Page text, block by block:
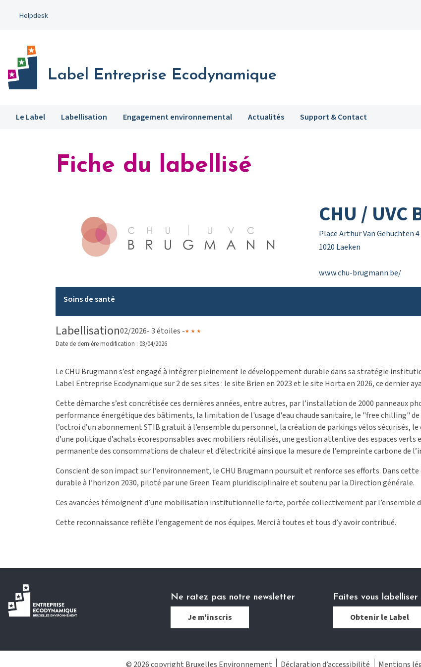
Helpdesk
Label Entreprise Ecodynamique
Le Label Labellisation Engagement environnemental Actualités Support & Contact
Fiche du labellisé
CHU /
Place Arthur Van Gehuchten 4
1020 Laeken
www.chu-brugmann.be/
Soins de santé
Labellisation02/2026- 3 étoiles -
Date de dernière modification : 03/04/2026
Le CHU Brugmann s’est engagé à intégrer pleinement le développement durable dans sa stratégie
Label Entreprise Ecodynamique sur 2 de ses sites : le site Brien en 2023 et le site Horta en 2026, ce dernier
Cette démarche s’est concrétisée ces dernières années, entre autres, par l’installation de 2000 panneaux
performance énergétique des bâtiments, la limitation de l'usage d'eau chaude sanitaire, le "free chilling"
l’octroi d’un abonnement STIB gratuit à l’ensemble du personnel, la création de parkings vélos sécurisés,
d’une politique d’achats écoresponsables avec mobiliers réutilisés, une gestion attentive des espaces
permanente des consommations de chaleur et d’électricité ainsi que la mesure de l’empreinte carbone de
Conscient de son impact sur l’environnement, le CHU Brugmann poursuit et renforce ses efforts. Dans
durable à l’horizon 2030, piloté par une Green Team pluridisciplinaire et soutenu par la Direction générale.
Ces avancées témoignent d’une mobilisation institutionnelle forte, portée collectivement par l’ensemble
Cette reconnaissance reflète l’engagement de nos équipes. Merci à toutes et tous d’y avoir contribué.
Ne ratez pas notre newsletter
Je m'inscris
Faites vous labelliser
Obtenir le Label
© 2026 copyright Bruxelles Environnement Déclaration d’accessibilité Mentions